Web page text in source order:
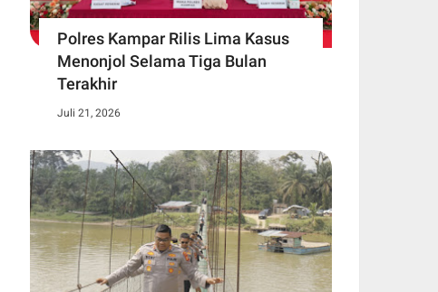
Polres Kampar Rilis Lima Kasus
Menonjol Selama Tiga Bulan
Terakhir
Juli 21, 2026